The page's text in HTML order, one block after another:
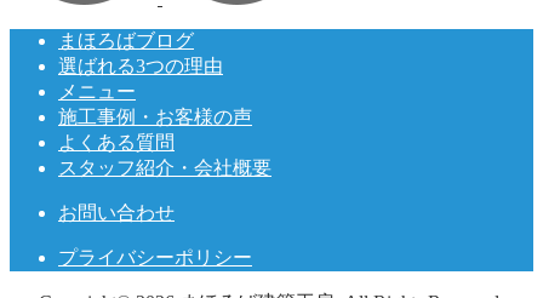
まほろばブログ
選ばれる3つの理由
メニュー
施工事例・お客様の声
よくある質問
スタッフ紹介・会社概要
お問い合わせ
プライバシーポリシー